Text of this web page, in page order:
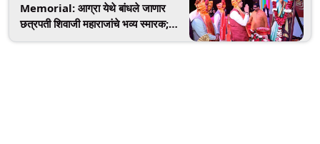
Memorial: आग्रा येथे बांधले जाणार
छत्रपती शिवाजी महाराजांचे भव्य स्मारक;